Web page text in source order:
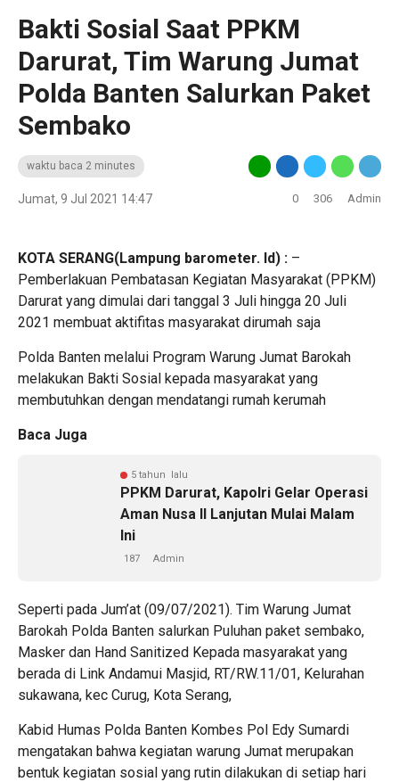
Bakti Sosial Saat PPKM
Darurat, Tim Warung Jumat
Polda Banten Salurkan Paket
Sembako
waktu baca 2 minutes
Jumat, 9 Jul 2021 14:47 0 306 Admin
KOTA SERANG(Lampung barometer. Id) : –
Pemberlakuan Pembatasan Kegiatan Masyarakat (PPKM)
Darurat yang dimulai dari tanggal 3 Juli hingga 20 Juli
2021 membuat aktifitas masyarakat dirumah saja
Polda Banten melalui Program Warung Jumat Barokah
melakukan Bakti Sosial kepada masyarakat yang
membutuhkan dengan mendatangi rumah kerumah
Baca Juga
5 tahun lalu
PPKM Darurat, Kapolri Gelar Operasi
Aman Nusa II Lanjutan Mulai Malam
Ini
187 Admin
Seperti pada Jum’at (09/07/2021). Tim Warung Jumat
Barokah Polda Banten salurkan Puluhan paket sembako,
Masker dan Hand Sanitized Kepada masyarakat yang
berada di Link Andamui Masjid, RT/RW.11/01, Kelurahan
sukawana, kec Curug, Kota Serang,
Kabid Humas Polda Banten Kombes Pol Edy Sumardi
mengatakan bahwa kegiatan warung Jumat merupakan
bentuk kegiatan sosial yang rutin dilakukan di setiap hari